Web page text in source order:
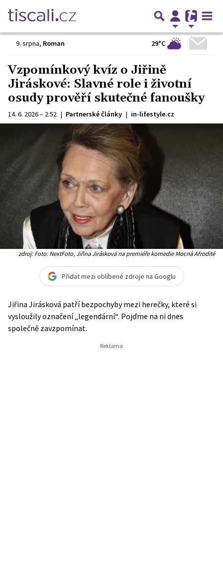
9. srpna, Roman 29°C
Vzpomínkový kvíz o Jiřině
Jiráskové: Slavné role i životní
osudy prověří skutečné fanoušky
14. 6. 2026 – 2:52 | Partnerské články | in-lifestyle.cz
zdroj: Foto: NextFoto, Jiřina Jirásková na premiéře komedie Mocná Afrodité
Přidat mezi oblíbené zdroje na Googlu
Jiřina Jirásková patří bezpochyby mezi herečky, které si
vysloužily označení „legendární“. Pojďme na ni dnes
společně zavzpomínat.